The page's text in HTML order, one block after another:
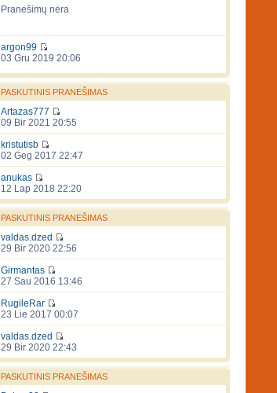
Pranešimų nėra
argon99
03 Gru 2019 20:06
PASKUTINIS PRANEŠIMAS
Artazas777
09 Bir 2021 20:55
kristutisb
02 Geg 2017 22:47
anukas
12 Lap 2018 22:20
PASKUTINIS PRANEŠIMAS
valdas.dzed
29 Bir 2020 22:56
Girmantas
27 Sau 2016 13:46
RugileRar
23 Lie 2017 00:07
valdas.dzed
29 Bir 2020 22:43
PASKUTINIS PRANEŠIMAS